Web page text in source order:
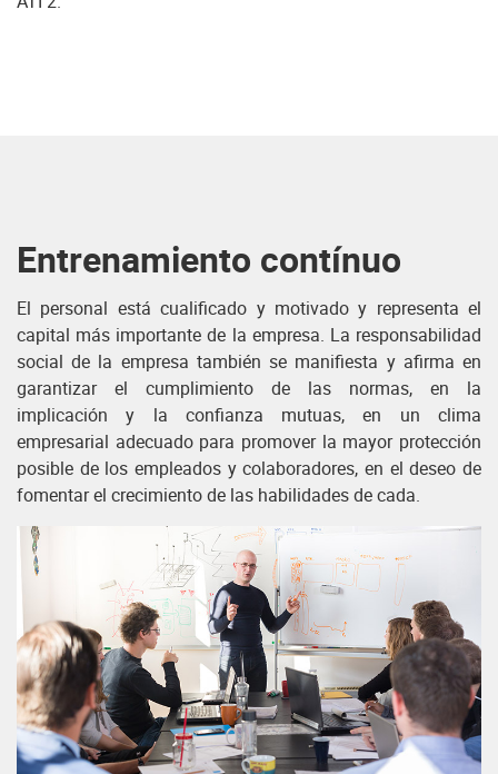
Entrenamiento contínuo
El personal está cualificado y motivado y representa el
capital más importante de la empresa. La responsabilidad
social de la empresa también se manifiesta y afirma en
garantizar el cumplimiento de las normas, en la
implicación y la confianza mutuas, en un clima
empresarial adecuado para promover la mayor protección
posible de los empleados y colaboradores, en el deseo de
fomentar el crecimiento de las habilidades de cada.